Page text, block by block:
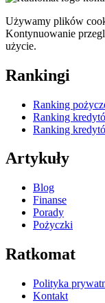
Używamy plików
Kontynuowanie
użycie.
Rankingi
Ranking
Ranking
Ranking
Artykuły
Blog
Finanse
Porady
Pożyczki
Ratkomat
Polityka
Kontakt